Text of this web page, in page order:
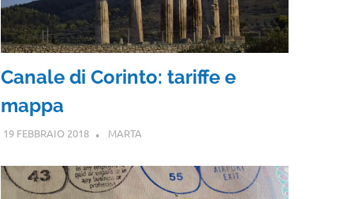
Canale di Corinto: tariffe e
mappa
19 FEBBRAIO 2018 MARTA